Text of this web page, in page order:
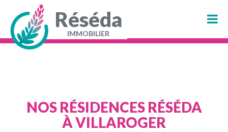
contenu
principal
Réséda
IMMOBILIER
Navigation
principale
NOS RÉSIDENCES RÉSÉDA
À VILLAROGER